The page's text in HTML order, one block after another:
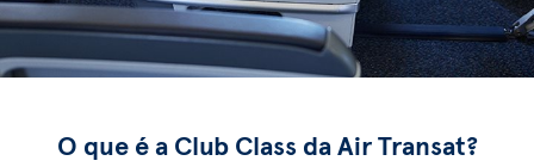
O que é a Club Class da Air Transat?